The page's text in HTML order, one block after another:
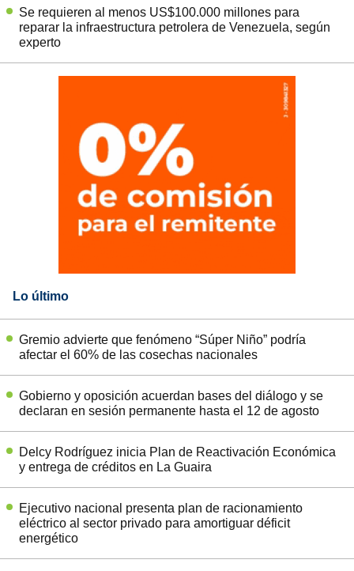
Se requieren al menos US$100.000 millones para
reparar la infraestructura petrolera de Venezuela, según
experto
Lo último
Gremio advierte que fenómeno “Súper Niño” podría
afectar el 60% de las cosechas nacionales
Gobierno y oposición acuerdan bases del diálogo y se
declaran en sesión permanente hasta el 12 de agosto
Delcy Rodríguez inicia Plan de Reactivación Económica
y entrega de créditos en La Guaira
Ejecutivo nacional presenta plan de racionamiento
eléctrico al sector privado para amortiguar déficit
energético